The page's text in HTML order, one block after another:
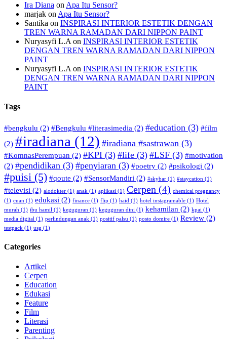
Ira Diana on Apa Itu Sensor?
marjak on Apa Itu Sensor?
Santika on INSPIRASI INTERIOR ESTETIK DENGAN
TREN WARNA RAMADAN DARI NIPPON PAINT
Nuryasyfi L.A on INSPIRASI INTERIOR ESTETIK
DENGAN TREN WARNA RAMADAN DARI NIPPON
PAINT
Nuryasyfi L.A on INSPIRASI INTERIOR ESTETIK
DENGAN TREN WARNA RAMADAN DARI NIPPON
PAINT
Tags
#bengkulu (2) #Bengkulu #literasimedia (2) #education (3) #film
(2) #iradiana (12) #iradiana #sastrawan (3)
#KomnasPerempuan (2) #KPI (3) #life (3) #LSF (3) #motivation
(2) #pendidikan (3) #penyiaran (3) #poetry (2) #psikologi (2)
#puisi (5) #qoute (2) #SensorMandiri (2) #skybar (1) #staycation (1)
#televisi (2) alodokter (1) anak (1) aplikasi (1) Cerpen (4) chemical pregnancy
(1) cuan (1) edukasi (2) finance (1) flip (1) haid (1) hotel instagramable (1) Hotel
murah (1) ibu hamil (1) keguguran (1) keguguran dini (1) kehamilan (2) kpai (1)
media digital (1) perlindungan anak (1) positif palsu (1) posto domire (1) Review (2)
testpack (1) usg (1)
Categories
Artikel
Cerpen
Education
Edukasi
Feature
Film
Literasi
Parenting